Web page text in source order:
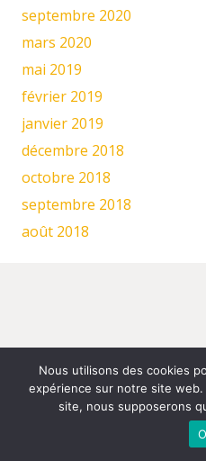
septembre 2020
mars 2020
mai 2019
février 2019
janvier 2019
décembre 2018
octobre 2018
septembre 2018
août 2018
Nous utilisons des cookies
expérience sur notre site
site, nous supposerons